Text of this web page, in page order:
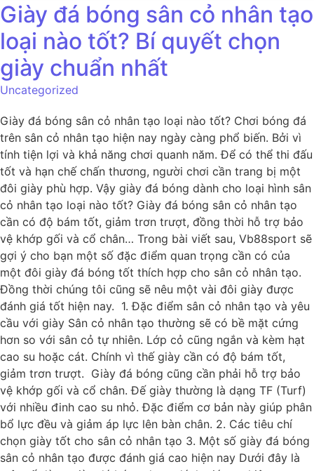
Giày đá bóng sân cỏ nhân tạo
loại nào tốt? Bí quyết chọn
giày chuẩn nhất
Uncategorized
Giày đá bóng sân cỏ nhân tạo loại nào tốt? Chơi bóng đá
trên sân cỏ nhân tạo hiện nay ngày càng phổ biến. Bởi vì
tính tiện lợi và khả năng chơi quanh năm. Để có thể thi đấu
tốt và hạn chế chấn thương, người chơi cần trang bị một
đôi giày phù hợp. Vậy giày đá bóng dành cho loại hình sân
cỏ nhân tạo loại nào tốt? Giày đá bóng sân cỏ nhân tạo
cần có độ bám tốt, giảm trơn trượt, đồng thời hỗ trợ bảo
vệ khớp gối và cổ chân… Trong bài viết sau, Vb88sport sẽ
gợi ý cho bạn một số đặc điểm quan trọng cần có của
một đôi giày đá bóng tốt thích hợp cho sân cỏ nhân tạo.
Đồng thời chúng tôi cũng sẽ nêu một vài đôi giày được
đánh giá tốt hiện nay. 1. Đặc điểm sân cỏ nhân tạo và yêu
cầu với giày Sân cỏ nhân tạo thường sẽ có bề mặt cứng
hơn so với sân cỏ tự nhiên. Lớp cỏ cũng ngắn và kèm hạt
cao su hoặc cát. Chính vì thế giày cần có độ bám tốt,
giảm trơn trượt. Giày đá bóng cũng cần phải hỗ trợ bảo
vệ khớp gối và cổ chân. Đế giày thường là dạng TF (Turf)
với nhiều đinh cao su nhỏ. Đặc điểm cơ bản này giúp phân
bổ lực đều và giảm áp lực lên bàn chân. 2. Các tiêu chí
chọn giày tốt cho sân cỏ nhân tạo 3. Một số giày đá bóng
sân cỏ nhân tạo được đánh giá cao hiện nay Dưới đây là